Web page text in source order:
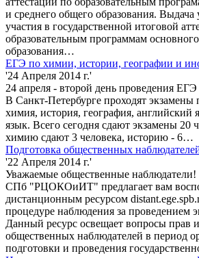
и среднего общего образования. Выдача
участия в государственной итоговой
образовательным программам
образования…
ЕГЭ по химии, истории, географии и
'24 Апреля 2014 г.'
24 апреля - второй день проведения
В Санкт-Петербурге проходят экзамены
химия, история, география, английский
язык. Всего сегодня сдают экзамены 20
химию сдают 3 человека, историю - 6…
Подготовка общественных
'22 Апреля 2014 г.'
Уважаемые общественные
СПб "РЦОКОиИТ" предлагает вам
дистанционным ресурсом
процедуре наблюдения за проведением
Данный ресурс освещает вопросы прав
общественных наблюдателей в период
подготовки и проведения